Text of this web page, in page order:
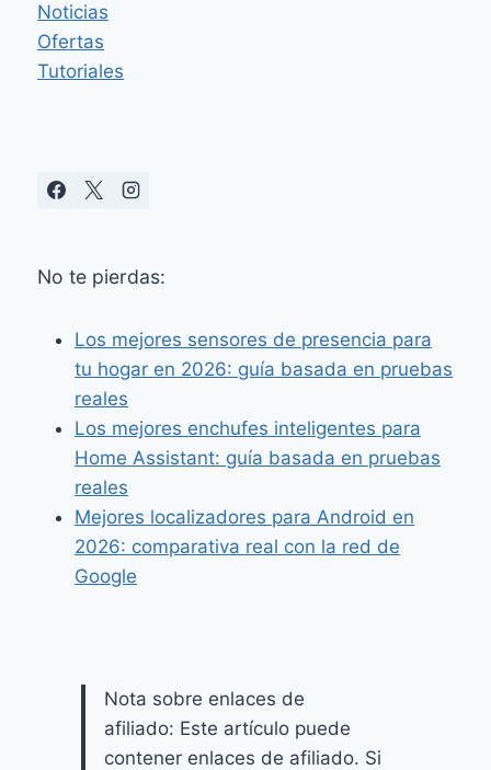
Noticias
Ofertas
Tutoriales
No te pierdas:
Los mejores sensores de presencia para
tu hogar en 2026: guía basada en pruebas
reales
Los mejores enchufes inteligentes para
Home Assistant: guía basada en pruebas
reales
Mejores localizadores para Android en
2026: comparativa real con la red de
Google
Nota sobre enlaces de
afiliado: Este artículo puede
contener enlaces de afiliado. Si